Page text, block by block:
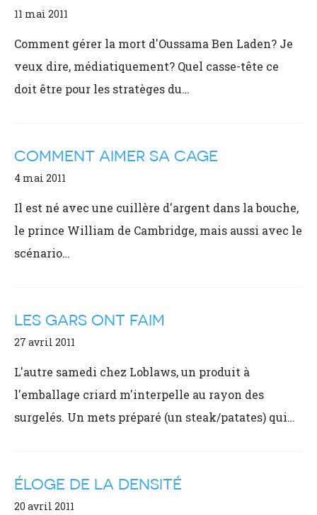
11 mai 2011
Comment gérer la mort d'Oussama Ben Laden? Je
veux dire, médiatiquement? Quel casse-tête ce
doit être pour les stratèges du…
COMMENT AIMER SA CAGE
4 mai 2011
Il est né avec une cuillère d'argent dans la bouche,
le prince William de Cambridge, mais aussi avec le
scénario…
LES GARS ONT FAIM
27 avril 2011
L'autre samedi chez Loblaws, un produit à
l'emballage criard m'interpelle au rayon des
surgelés. Un mets préparé (un steak/patates) qui…
ÉLOGE DE LA DENSITÉ
20 avril 2011